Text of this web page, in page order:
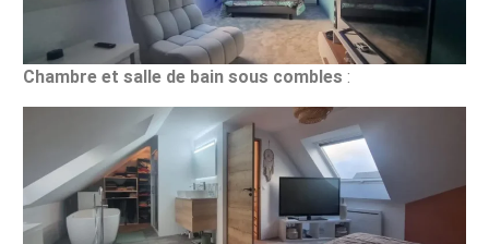
Chambre et salle de bain sous combles :